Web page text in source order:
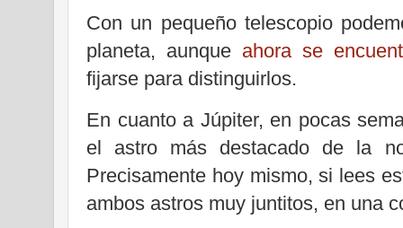
Con un pequeño telescopio
planeta, aunque ahora se
fijarse para distinguirlos.
En cuanto a Júpiter, en pocas
el astro más destacado de la
Precisamente hoy mismo, si lees
ambos astros muy juntitos, en una